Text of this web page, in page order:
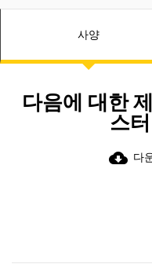
사양
다음에 대한
스
cloud_download 다